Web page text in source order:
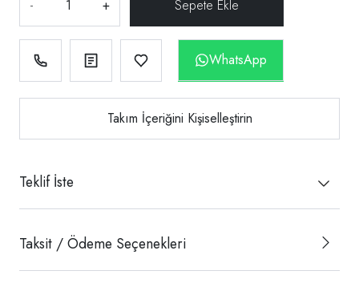
- +
WhatsApp
Takım İçeriğini Kişiselleştirin
Teklif İste
Taksit / Ödeme Seçenekleri